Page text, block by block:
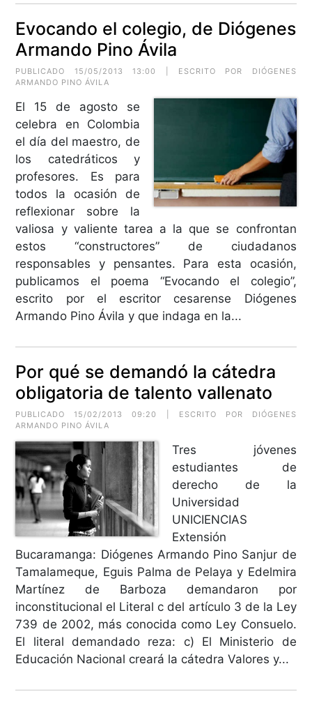
Evocando el colegio, de Diógenes
Armando Pino Ávila
PUBLICADO 15/05/2013 13:00 | ESCRITO POR DIÓGENES
ARMANDO PINO ÁVILA
El 15 de agosto se
celebra en Colombia
el día del maestro, de
los catedráticos y
profesores. Es para
todos la ocasión de
reflexionar sobre la
valiosa y valiente tarea a la que se confrontan
estos “constructores” de ciudadanos
responsables y pensantes. Para esta ocasión,
publicamos el poema “Evocando el colegio”,
escrito por el escritor cesarense Diógenes
Armando Pino Ávila y que indaga en la...
Por qué se demandó la cátedra
obligatoria de talento vallenato
PUBLICADO 15/02/2013 09:20 | ESCRITO POR DIÓGENES
ARMANDO PINO ÁVILA
Tres jóvenes
estudiantes de
derecho de la
Universidad
UNICIENCIAS
Extensión
Bucaramanga: Diógenes Armando Pino Sanjur de
Tamalameque, Eguis Palma de Pelaya y Edelmira
Martínez de Barboza demandaron por
inconstitucional el Literal c del artículo 3 de la Ley
739 de 2002, más conocida como Ley Consuelo.
El literal demandado reza: c) El Ministerio de
Educación Nacional creará la cátedra Valores y...